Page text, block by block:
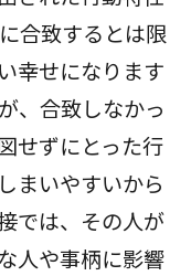
合致するとは限
幸せになります
、合致しなかっ
せずにとった行
まいやすいから
では、その人が
人や事柄に影響